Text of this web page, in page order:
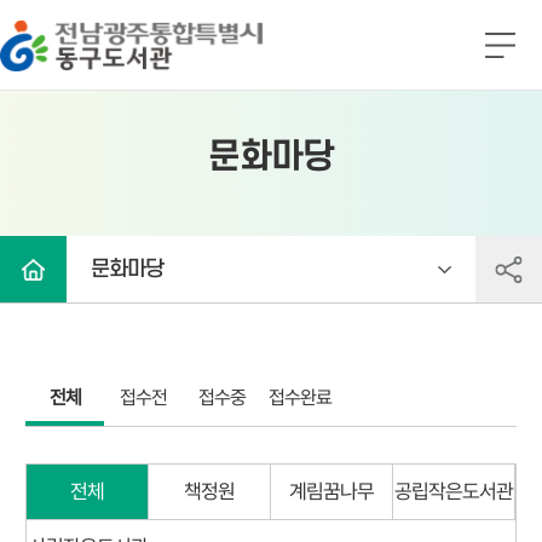
전남광주통합특별시 동구도서관
전
문화마당
문화마당
전체 접수전 접수중 접수완료
전체 책정원 계림꿈나무 공립작은도서관